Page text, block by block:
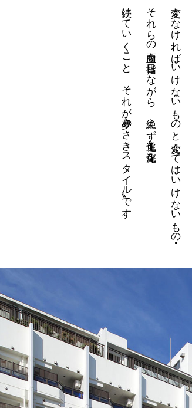
変えなければいけないものと変えてはいけないもの・・・
それらの両立を目指しながら、絶えず進化と深化を
続けていくこと、それが〝夢みさきスタイル〟です。